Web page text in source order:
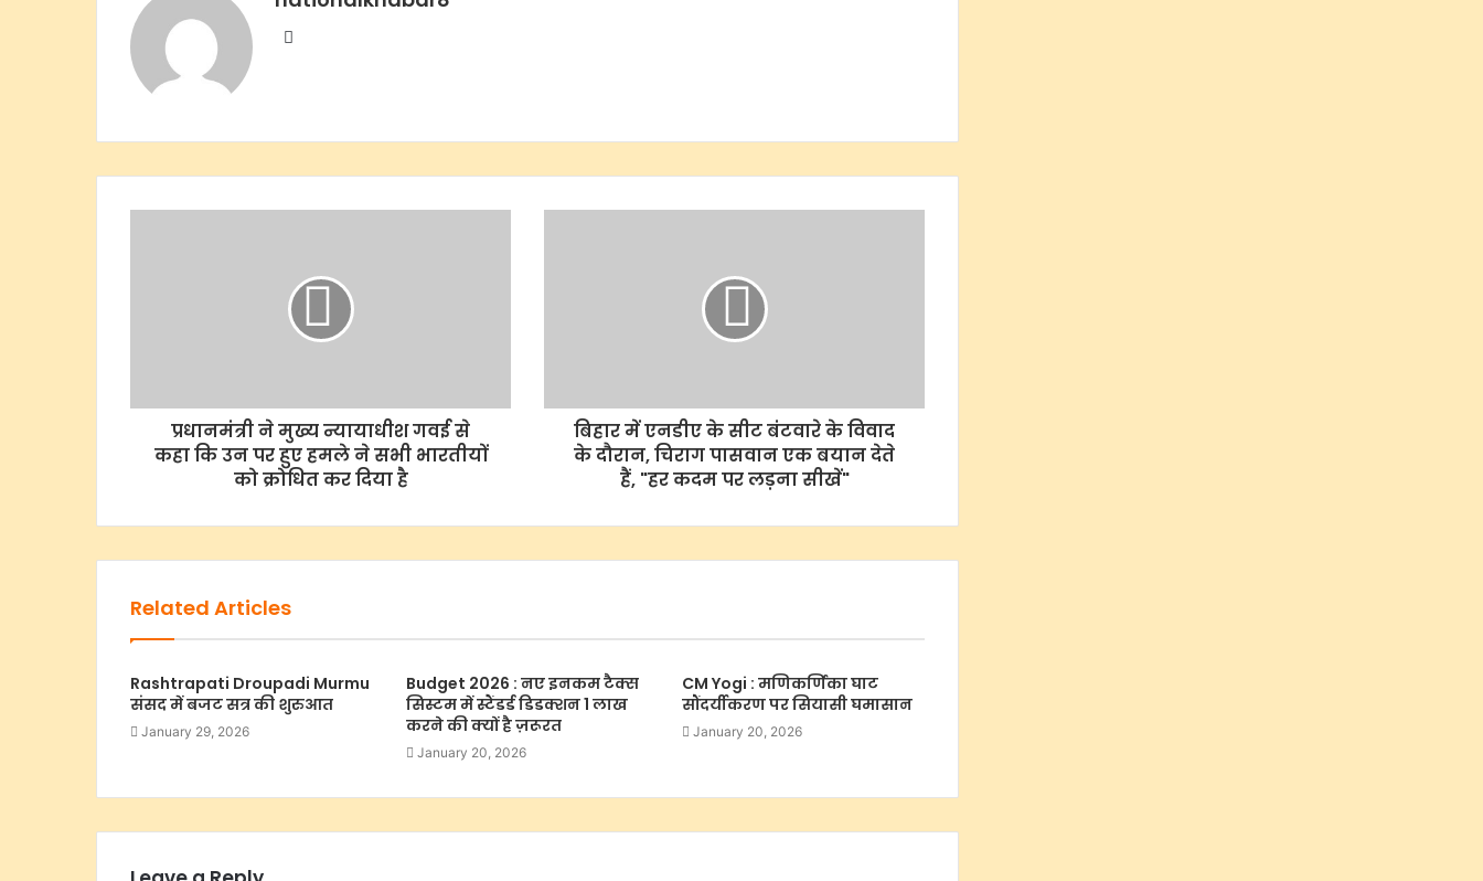
Website
प्रधानमंत्री ने मुख्य न्यायाधीश गवई से
कहा कि उन पर हुए हमले ने सभी भारतीयों
को क्रोधित कर दिया है
बिहार में एनडीए के सीट बंटवारे के विवाद
के दौरान, चिराग पासवान एक बयान देते
हैं, "हर कदम पर लड़ना सीखें"
Related Articles
Rashtrapati Droupadi Murmu
संसद में बजट सत्र की शुरुआत
January 29, 2026
Budget 2026 : नए इनकम टैक्स
सिस्टम में स्टैंडर्ड डिडक्शन 1 लाख
करने की क्यों है ज़रूरत
January 20, 2026
CM Yogi : मणिकर्णिका घाट
सौंदर्यीकरण पर सियासी घमासान
January 20, 2026